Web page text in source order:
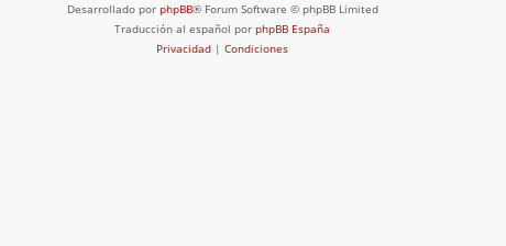
Desarrollado por phpBB® Forum Software © phpBB Limited
Traducción al español por phpBB España
Privacidad | Condiciones